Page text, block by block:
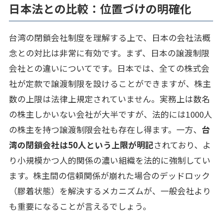
日本法との比較：位置づけの明確化
台湾の閉鎖会社制度を理解する上で、日本の会社法概
念との対比は非常に有効です。まず、日本の譲渡制限
会社との違いについてです。日本では、全ての株式会
社が定款で譲渡制限を設けることができますが、株主
数の上限は法律上規定されていません。実務上は数名
の株主しかいない会社が大半ですが、法的には1000人
の株主を持つ譲渡制限会社も存在し得ます。一方、 台
湾の閉鎖会社は50人という上限が明記されており、よ
り小規模かつ人的関係の濃い組織を法的に強制してい
ます。株主間の信頼関係が崩れた場合のデッドロック
（膠着状態）を解決するメカニズムが、一般会社より
も重要になることが言えるでしょう。